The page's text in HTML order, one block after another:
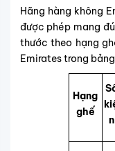
Hãng hàng không
được phép mang
thước theo hạng
Emirates trong
Hạng
ghế
n